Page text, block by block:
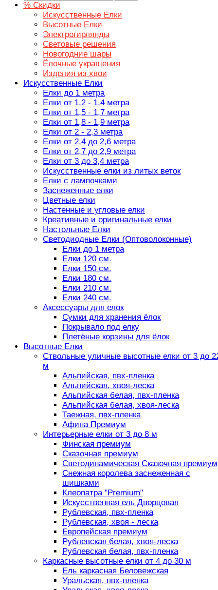
% Скидки
Искусственные Елки
Высотные Елки
Электрогирлянды
Световые решения
Новогодние шары
Ёлочные украшения
Изделия из хвои
Искусственные Елки
Елки до 1 метра
Елки от 1,2 - 1,4 метра
Елки от 1,5 - 1,7 метра
Елки от 1,8 - 1,9 метра
Елки от 2 - 2,3 метра
Елки от 2,4 до 2,6 метра
Елки от 2,7 до 2,9 метра
Елки от 3 до 3,4 метра
Искусственные елки из литых веток
Елки с лампочками
Заснеженные елки
Цветные елки
Настенные и угловые елки
Креативные и оригинальные елки
Настольные Елки
Светодиодные Елки (Оптоволоконные)
Елки до 1 метра
Елки 120 см.
Елки 150 см.
Елки 180 см.
Елки 210 см.
Елки 240 см.
Аксессуары для елок
Сумки для хранения ёлок
Покрывало под елку
Плетёные корзины для ёлок
Высотные Елки
Ствольные уличные высотные елки от 3 до
м
Альпийская, пвх-пленка
Альпийская, хвоя-леска
Альпийская белая, пвх-пленка
Альпийская белая, хвоя-леска
Таежная, пвх-пленка
Афина Премиум
Интерьерные елки от 3 до 8 м
Финская премиум
Сказочная премиум
Светодинамическая Сказочная премиум
Снежная королева заснеженная с
шишками
Клеопатра "Premium"
Искусственная ель Дворцовая
Рублевская, пвх-пленка
Рублевская, хвоя - леска
Европейская премиум
Рублевская белая, хвоя-леска
Рублевская белая, пвх-пленка
Каркасные высотные елки от 4 до 30 м
Ель каркасная Беловежская
Уральская, пвх-пленка